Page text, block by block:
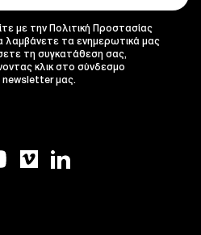
με την Πολιτική Προστασίας
λαμβάνετε τα ενημερωτικά μας
τη συγκατάθεση σας,
κλικ στο σύνδεσμο
newsletter μας.